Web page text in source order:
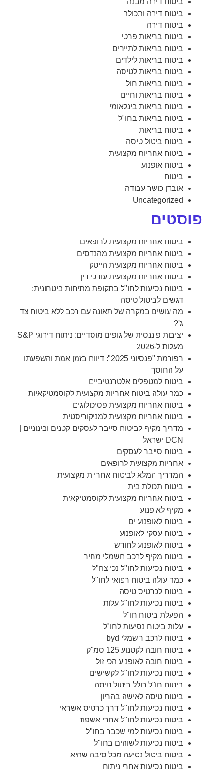
ביטוח דירה ותכולה
ביטוח דירה
ביטוח בריאות פרטי
ביטוח בריאות לתיירים
ביטוח בריאות לילדים
ביטוח בריאות לטיסה
ביטוח בריאות חול
ביטוח בריאות וחיים
ביטוח בריאות בינלאומי
ביטוח בריאות בחו"ל
ביטוח בריאות
ביטוח ביטול טיסה
ביטוח אחריות מקצועית
ביטוח אופנוע
ביטוח
אובדן כושר עבודה
Uncategorized
פוסטים
ביטוח אחריות מקצועית לרופאים
ביטוח אחריות מקצועית מהנדסים
ביטוח אחריות מקצועית הייטק
ביטוח אחריות מקצועית עורכי דין
ביטוח נסיעות לחו"ל בתקופת מתיחות ביטחונית:
דגשים לביטול טיסה
מה עושים במקרה של תאונה עם רכב ללא ביטוח צד
ג'?
יציבות פיננסית של גופים מוסדיים: ניתוח דירוגי S&P
מעלות ל-2026
רפורמת "פנסיוני 2025": דיווח בזמן אמת והשפעתו
על החוסך
ביטוח למטפלים אלטרנטיביים
כמה עולה ביטוח אחריות מקצועית לקוסמטיקאיות
ביטוח אחריות מקצועית פסיכולוגים
ביטוח אחריות מקצועית למניקוריסטית
מדריך מקיף לביטוח סייבר לעסקים קטנים ובינוניים |
DCN ישראל
ביטוח סייבר לעסקים
אחריות מקצועית לרופאים
המדריך המלא לביטוח אחריות מקצועית
ביטוח תכולת בית
ביטוח אחריות מקצועית לקוסמטיקאית
מקיף לאופנוע
ביטוח לאופנוע ים
ביטוח עסקי לאופנוע
ביטוח לאופנוע לחודש
ביטוח מקיף לרכב חשמלי מחיר
ביטוח נסיעות לחו"ל נכי צה"ל
כמה עולה ביטוח רפואי לחו"ל
ביטוח לכרטיס טיסה
ביטוח נסיעות לחו"ל עלות
הפעלת ביטוח חו"ל
עלות ביטוח נסיעות לחו"ל
ביטוח לרכב חשמלי byd
ביטוח חובה לקטנוע 125 סמ"ק
ביטוח חובה לאופנוע הכי זול
ביטוח נסיעות לחו"ל לקשישים
ביטוח חו"ל כולל ביטול טיסה
ביטוח טיסה לאישה בהריון
ביטוח נסיעות לחו"ל דרך כרטיס אשראי
ביטוח נסיעות לחו"ל אחרי אשפוז
ביטוח נסיעות למי שכבר בחו"ל
ביטוח נסיעות לשוהים בחו"ל
ביטוח ביטול נסיעה מכל סיבה שהיא
ביטוח נסיעות אחרי ניתוח